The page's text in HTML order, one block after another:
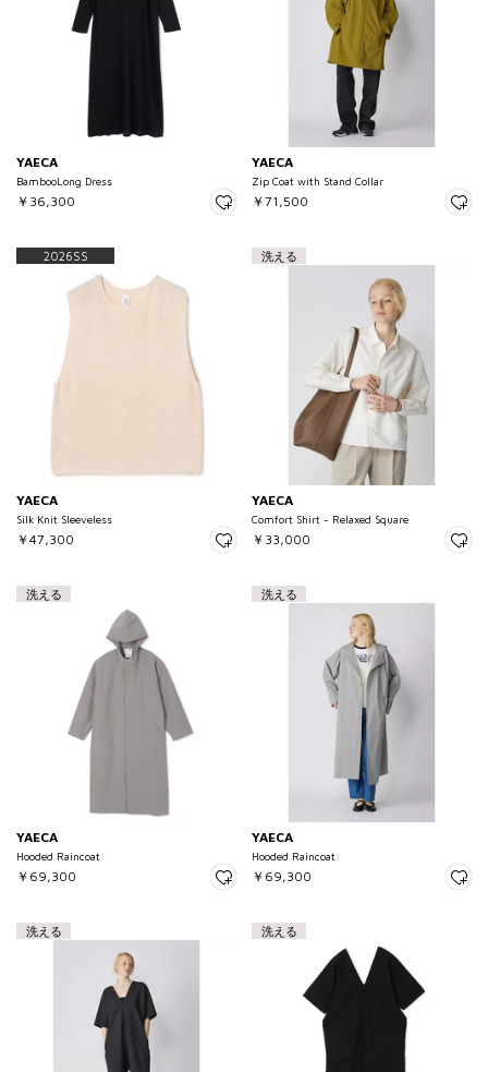
YAECA
BambooLong Dress
￥36,300
YAECA
Zip Coat with Stand Collar
￥71,500
2026SS
YAECA
Silk Knit Sleeveless
￥47,300
洗える
YAECA
Comfort Shirt - Relaxed Square
￥33,000
洗える
YAECA
Hooded Raincoat
￥69,300
洗える
YAECA
Hooded Raincoat
￥69,300
洗える 洗える